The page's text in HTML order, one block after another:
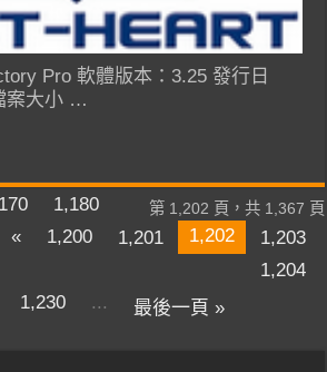
Pro 軟體版本：3.25 發行日
案大小 …
第 1,202 頁，共 1,367 頁
1,180
« 1,200 1,201 1,202
1,203
1,204
1,230 ... 最後一頁 »